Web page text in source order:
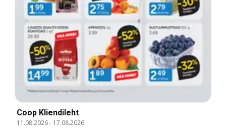
Coop Kliendileht
11.08.2026- 17.08.2026